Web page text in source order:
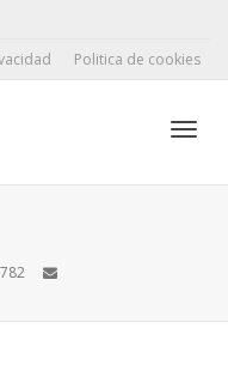
Politica de cookies